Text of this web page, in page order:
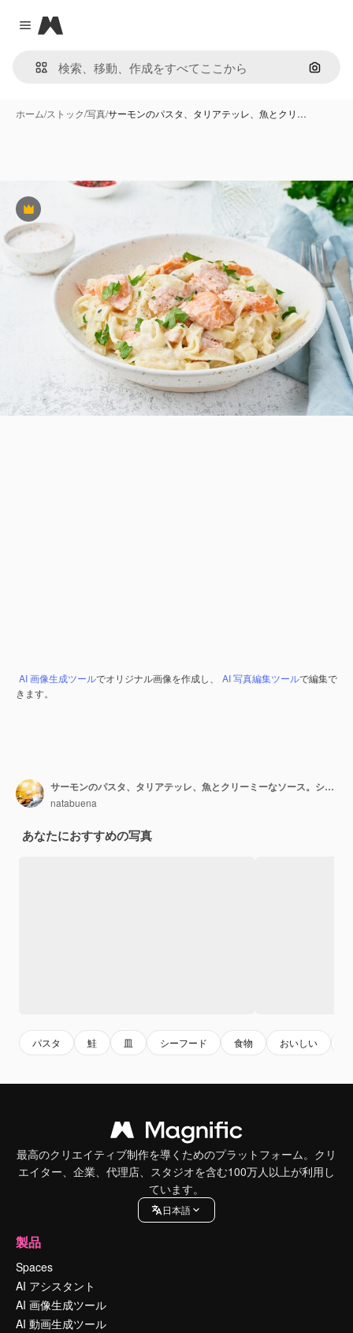
Close menu
Magnific
画像で
ホーム/ストック/写真/サーモンのパスタ、タリアテッレ、魚とクリ…
Premium
AI 画像生成ツールでオリジナル画像を作成し、 AI 写真編集ツールで編集で
きます。
サーモンのパスタ、タリアテッレ、魚とクリーミーなソース。シーフードのイタリアンディナー
natabuena
あなたにおすすめの写真
パスタ 鮭 皿 シーフード 食物 おいしい
最高のクリエイティブ制作を導くためのプラットフォーム。クリ
エイター、企業、代理店、スタジオを含む100万人以上が利用し
ています。
日本語
製品
Spaces
AI アシスタント
AI 画像生成ツール
AI 動画生成ツール